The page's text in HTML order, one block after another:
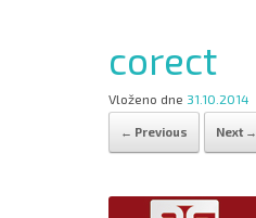
corect
Vloženo dne 31.10.2014
← Previous Next →